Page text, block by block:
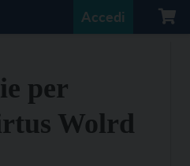
Accedi
per
Wolrd